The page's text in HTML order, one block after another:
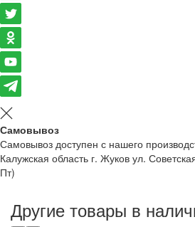
Самовывоз
Самовывоз доступен с нашего
Калужская область г. Жуков ул.
Пт)
Другие товары в